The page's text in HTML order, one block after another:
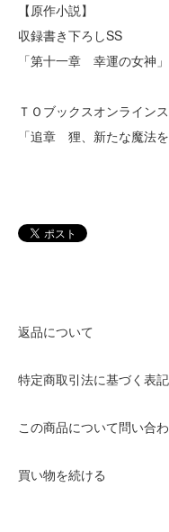
【原作小説】
収録書き下ろしSS
「第十一章 幸運の女神」
ＴＯブックスオンライン
「追章 狸、新たな魔法を
返品について
特定商取引法に基づく表記
この商品について問い合
買い物を続ける